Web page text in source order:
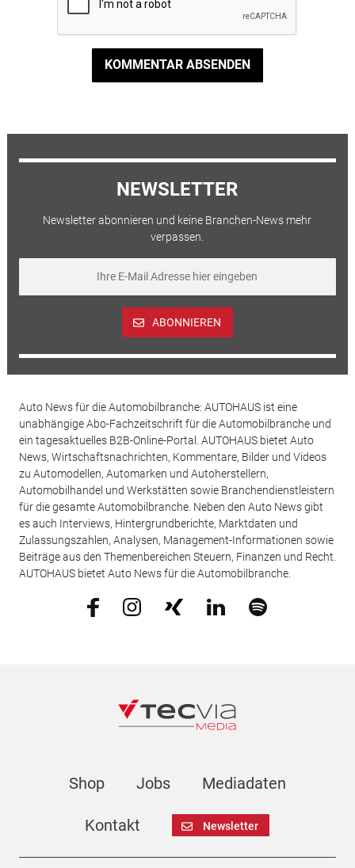
KOMMENTAR ABSENDEN
NEWSLETTER
Newsletter abonnieren und keine Branchen-News mehr
verpassen.
ABONNIEREN
Auto News für die Automobilbranche: AUTOHAUS ist eine
unabhängige Abo-Fachzeitschrift für die Automobilbranche und
ein tagesaktuelles B2B-Online-Portal. AUTOHAUS bietet Auto
News, Wirtschaftsnachrichten, Kommentare, Bilder und Videos
zu Automodellen, Automarken und Autoherstellern,
Automobilhandel und Werkstätten sowie Branchendienstleistern
für die gesamte Automobilbranche. Neben den Auto News gibt
es auch Interviews, Hintergrundberichte, Marktdaten und
Zulassungszahlen, Analysen, Management-Informationen sowie
Beiträge aus den Themenbereichen Steuern, Finanzen und Recht.
AUTOHAUS bietet Auto News für die Automobilbranche.
Shop Jobs Mediadaten
Kontakt Newsletter